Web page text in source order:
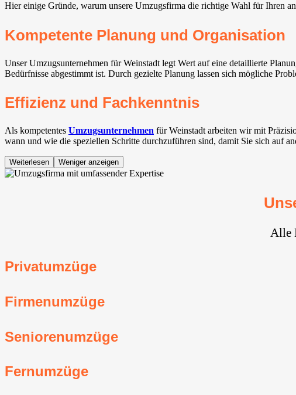
Hier einige Gründe, warum unsere Umzugsfirma die richtige Wahl für Ihren
Kompetente Planung und Organisation
Unser Umzugsunternehmen für Weinstadt⁠ legt Wert auf eine detaillierte
Bedürfnisse abgestimmt ist. Durch gezielte Planung lassen sich mögliche
Effizienz und Fachkenntnis
Als kompetentes Umzugsunternehmen für Weinstadt⁠ arbeiten wir mit
wann und wie die speziellen Schritte durchzuführen sind, damit Sie sich auf
Weiterlesen Weniger anzeigen
Alle
Privatumzüge
Firmenumzüge
Seniorenumzüge
Fernumzüge